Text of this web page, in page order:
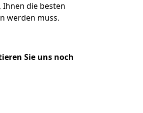
die besten
werden muss.
Sie uns noch